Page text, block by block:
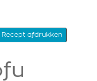
Recept afdrukken